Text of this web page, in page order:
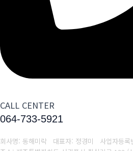
CALL CENTER
064-733-5921
회사명: 동해미락 대표자: 정경미 사업자등록